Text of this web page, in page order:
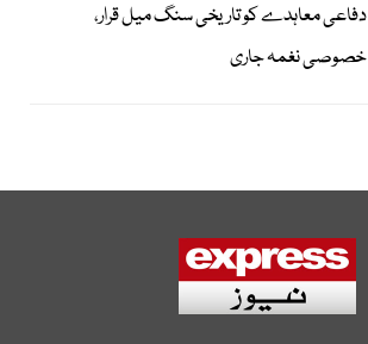
دفاعی معاہدے کو تاریخی سنگ میل قرار،
خصوصی نغمہ جاری